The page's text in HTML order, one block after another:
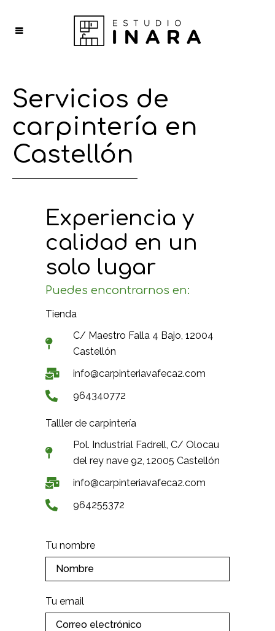
Servicios de
carpintería en
Castellón
Experiencia y
calidad en un
solo lugar
Puedes encontrarnos en:
Tienda
C/ Maestro Falla 4 Bajo, 12004
Castellón
info@carpinteriavafeca2.com
964340772
Talller de carpintería
Pol. Industrial Fadrell, C/ Olocau
del rey nave 92, 12005 Castellón
info@carpinteriavafeca2.com
964255372
Tu nombre
Tu email